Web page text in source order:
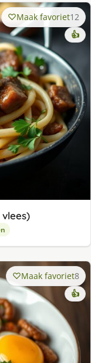
Maak favoriet12
👍
Maak favoriet8
👍